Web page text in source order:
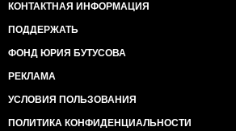
КОНТАКТНАЯ ИНФОРМАЦИЯ
ПОДДЕРЖАТЬ
ФОНД ЮРИЯ БУТУСОВА
РЕКЛАМА
УСЛОВИЯ ПОЛЬЗОВАНИЯ
ПОЛИТИКА КОНФИДЕНЦИАЛЬНОСТИ